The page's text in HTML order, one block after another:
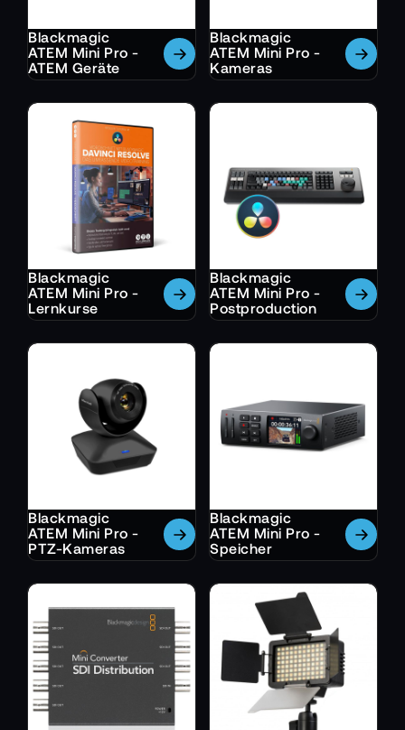
Blackmagic
ATEM Mini Pro -
ATEM Geräte
Blackmagic
ATEM Mini Pro -
Kameras
Blackmagic
ATEM Mini Pro -
Lernkurse
Blackmagic
ATEM Mini Pro -
Postproduction
Blackmagic
ATEM Mini Pro -
PTZ-Kameras
Blackmagic
ATEM Mini Pro -
Speicher